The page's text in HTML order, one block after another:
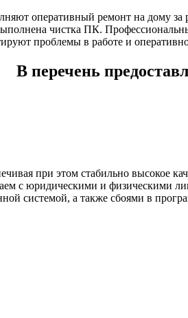
оперативный ремонт на дому
чистка ПК.
проблемы в работе и
В перечень
при этом стабильно высокое
с юридическими и физическими
системой, а также сбоями в